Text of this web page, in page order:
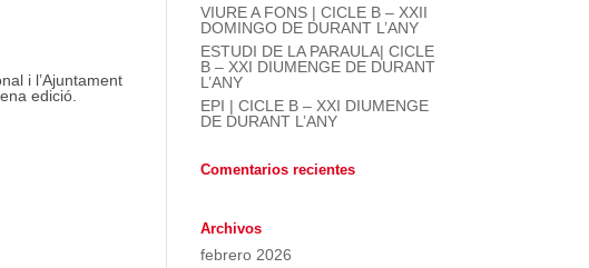
i l’Ajuntament
edició.
VIURE A FONS | CICLE B – XXII
DOMINGO DE DURANT L’ANY
ESTUDI DE LA PARAULA| CICLE
B – XXI DIUMENGE DE DURANT
L’ANY
EPI | CICLE B – XXI DIUMENGE
DE DURANT L’ANY
Comentarios recientes
Archivos
febrero 2026